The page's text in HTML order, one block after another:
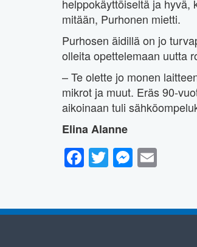
helppokäyttöiseltä ja hyvä,
mitään, Purhonen mietti.
Purhosen äidillä on jo
olleita opettelemaan uutta
– Te olette jo monen
mikrot ja muut. Eräs 90-
aikoinaan tuli
Elina Alanne
Facebook
Twitter